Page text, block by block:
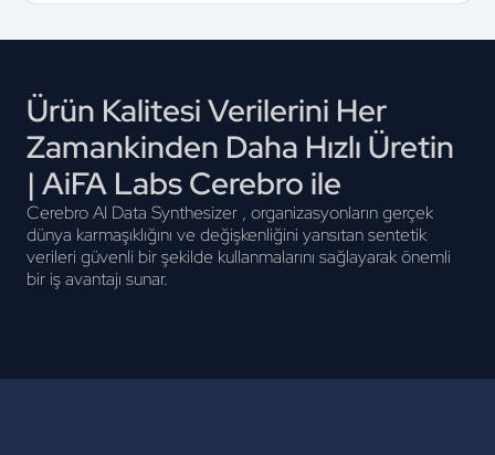
Ürün Kalitesi Verilerini Her
Zamankinden Daha Hızlı Üretin
| AiFA Labs Cerebro ile
Cerebro AI Data Synthesizer , organizasyonların gerçek
dünya karmaşıklığını ve değişkenliğini yansıtan sentetik
verileri güvenli bir şekilde kullanmalarını sağlayarak önemli
bir iş avantajı sunar.